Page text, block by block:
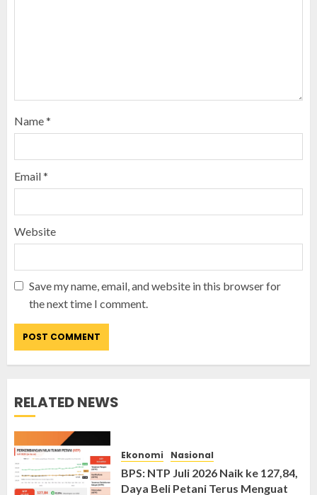
Name*
Email*
Website
Save my name, email, and website in this browser for
the next time I comment.
RELATED NEWS
Ekonomi Nasional
BPS: NTP Juli 2026 Naik ke 127,84,
Daya Beli Petani Terus Menguat